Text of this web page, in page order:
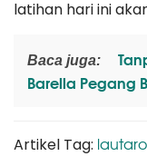
latihan hari ini
Baca juga:
Barella Pegang
Artikel Tag: